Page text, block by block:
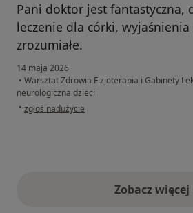
Pani doktor jest fantastyczna,
leczenie dla córki, wyjaśnienia
zrozumiałe.
14 maja 2026
• Warsztat Zdrowia Fizjoterapia i Gabinety
neurologiczna dzieci
• w opinii użytkownika Kamila
zgłoś nadużycie
Zobacz więcej
opinie